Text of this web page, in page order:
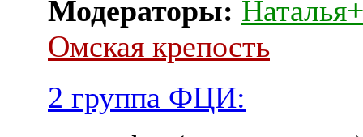
Модераторы:
Омская крепость
2 группа ФЦИ: